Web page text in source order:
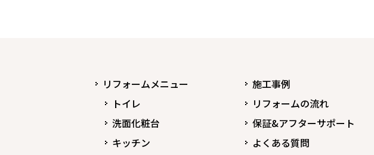
リフォームメニュー
トイレ
洗面化粧台
キッチン
施工事例
リフォームの流れ
保証&アフターサポート
よくある質問